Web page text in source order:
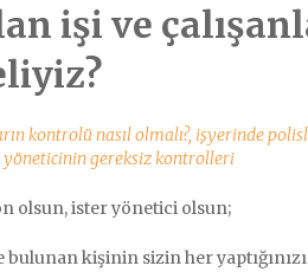
işi ve
kontrolü nasıl olmalı?, işyerinde
yöneticinin gereksiz kontrolleri
olsun, ister yönetici olsun;
bulunan kişinin sizin her